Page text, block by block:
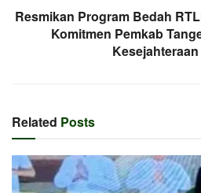
Resmikan Program Bedah
Komitmen Pemkab
Related Posts